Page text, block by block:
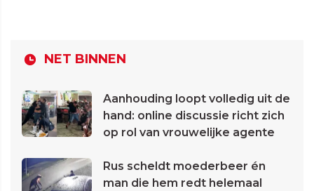
NET BINNEN
Aanhouding loopt volledig uit de
hand: online discussie richt zich
op rol van vrouwelijke agente
Rus scheldt moederbeer én
man die hem redt helemaal